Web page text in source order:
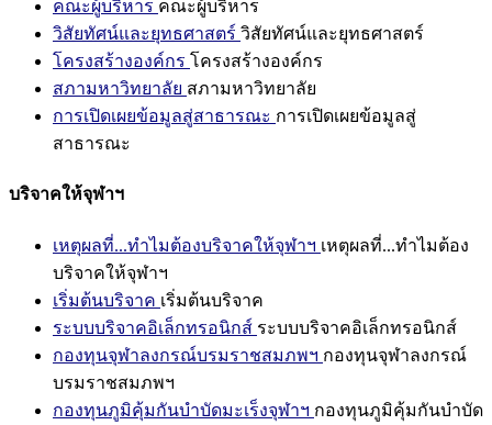
คณะผู้บริหาร คณะผู้บริหาร
วิสัยทัศน์และยุทธศาสตร์ วิสัยทัศน์และยุทธศาสตร์
โครงสร้างองค์กร โครงสร้างองค์กร
สภามหาวิทยาลัย สภามหาวิทยาลัย
การเปิดเผยข้อมูลสู่สาธารณะ การเปิดเผยข้อมูลสู่
สาธารณะ
บริจาคให้จุฬาฯ
เหตุผลที่...ทำไมต้องบริจาคให้จุฬาฯ เหตุผลที่...ทำไมต้อง
บริจาคให้จุฬาฯ
เริ่มต้นบริจาค เริ่มต้นบริจาค
ระบบบริจาคอิเล็กทรอนิกส์ ระบบบริจาคอิเล็กทรอนิกส์
กองทุนจุฬาลงกรณ์บรมราชสมภพฯ กองทุนจุฬาลงกรณ์
บรมราชสมภพฯ
กองทุนภูมิคุ้มกันบำบัดมะเร็งจุฬาฯ กองทุนภูมิคุ้มกันบำบัด